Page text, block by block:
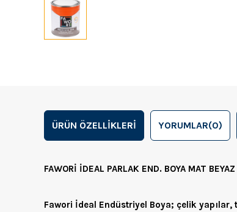
ÜRÜN ÖZELLIKLERI YORUMLAR(0)
FAWORİ İDEAL PARLAK END. BOYA MAT
Fawori İdeal Endüstriyel Boya; çelik